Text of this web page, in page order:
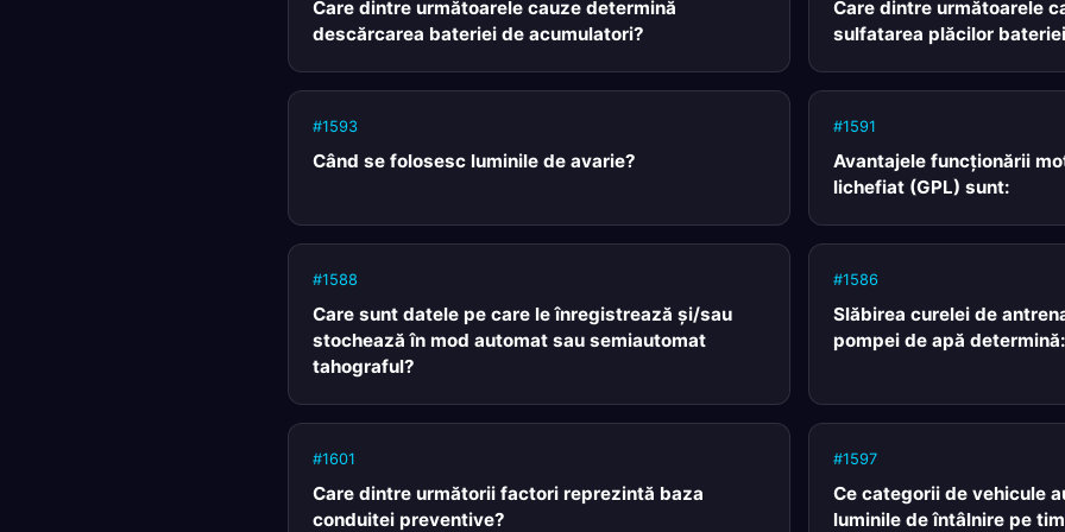
Care dintre următoarele cauze determină
descărcarea bateriei de acumulatori?
Care dintre următoarele
sulfatarea plăcilor
#1593
Când se folosesc luminile de avarie?
#1591
Avantajele funcţionării
lichefiat (GPL) sunt:
#1588
Care sunt datele pe care le înregistrează şi/sau
stochează în mod automat sau semiautomat
tahograful?
#1586
Slăbirea curelei de
pompei de apă determină:
#1601
Care dintre următorii factori reprezintă baza
conduitei preventive?
#1597
Ce categorii de vehicule
luminile de întâlnire pe